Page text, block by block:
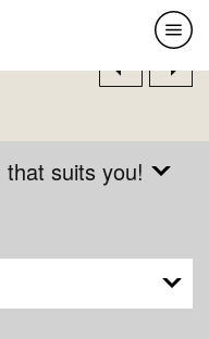
Previous
prev
Next
page
next
suits you!